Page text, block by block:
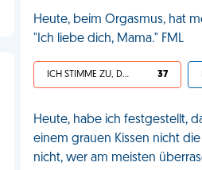
Heute, beim Orgasmus, hat
"Ich liebe dich, Mama." FML
ICH STIMME ZU, DEIN LEBEN IST SCHEISSE 37
Heute, habe ich festgestellt,
einem grauen Kissen nicht
nicht, wer am meisten